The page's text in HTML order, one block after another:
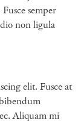
semper
non ligula
elit. Fusce at
Aliquam mi